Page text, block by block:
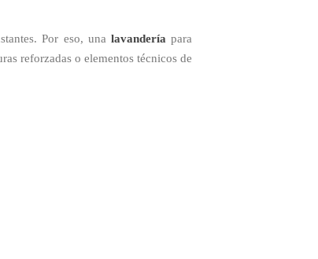
Por eso, una lavandería para
reforzadas o elementos técnicos de